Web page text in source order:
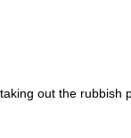
out the rubbish